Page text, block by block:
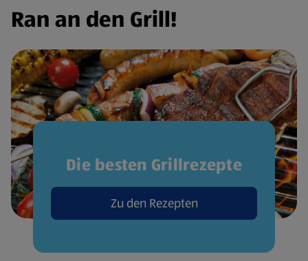
Ran an den Grill!
Die besten Grillrezepte
Zu den Rezepten